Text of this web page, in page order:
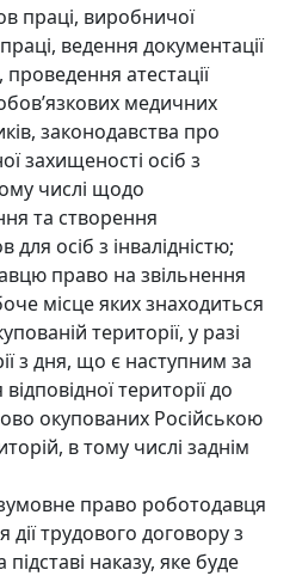
праці, виробничої
праці, ведення документації
атестації
медичних
законодавства про
захищеності осіб з
числі щодо
та створення
для осіб з інвалідністю;
право на звільнення
місце яких знаходиться
території, у разі
з дня, що є наступним за
території до
окупованих Російською
в тому числі заднім
право роботодавця
трудового договору з
наказу, яке буде